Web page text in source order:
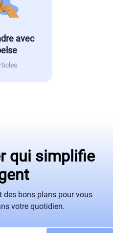
avec
qui simplifie
des bons plans pour vous
votre quotidien.